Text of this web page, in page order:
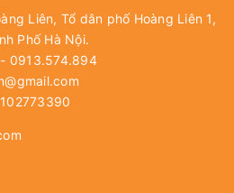
Liên, Tổ dân phố Hoàng Liên 1,
Phố Hà Nội.
0913.574.894